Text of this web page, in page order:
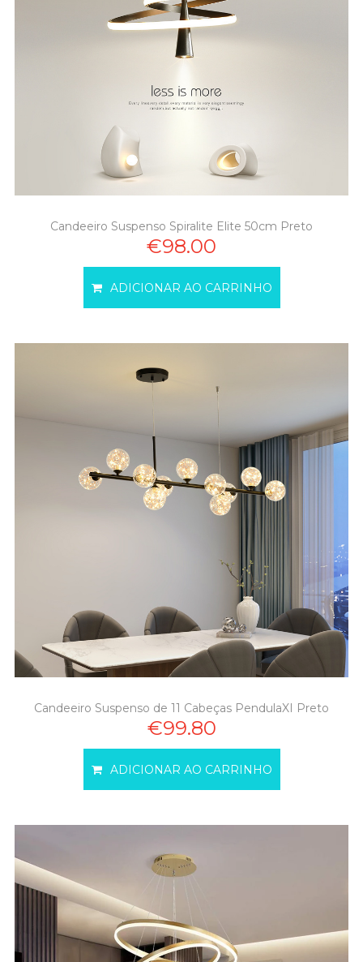
Candeeiro Suspenso Spiralite Elite 50cm Preto
€98.00
ADICIONAR AO CARRINHO
Candeeiro Suspenso de 11 Cabeças PendulaXI Preto
€99.80
ADICIONAR AO CARRINHO